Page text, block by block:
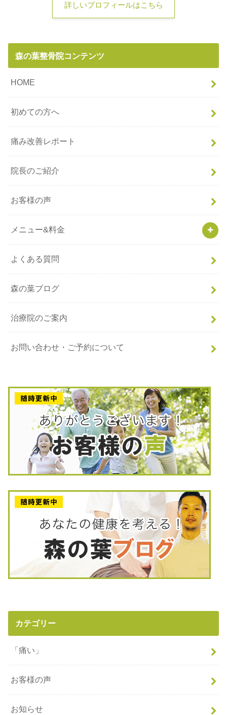
詳しいプロフィールはこちら
森の葉整骨院コンテンツ
HOME
初めての方へ
痛み改善レポート
院長のご紹介
お客様の声
メニュー&料金
よくある質問
森の葉ブログ
治療院のご案内
お問い合わせ・ご予約について
カテゴリー
「痛い」
お客様の声
お知らせ